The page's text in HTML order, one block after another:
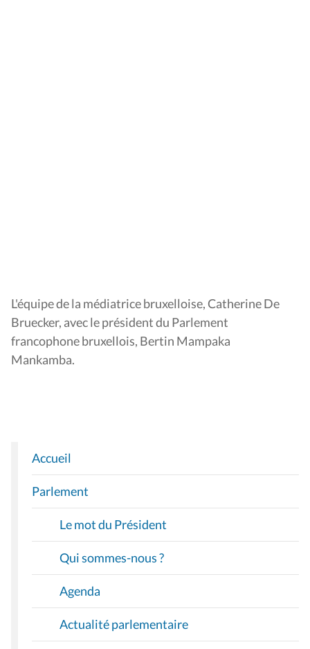
L'équipe de la médiatrice bruxelloise, Catherine De
Bruecker, avec le président du Parlement
francophone bruxellois, Bertin Mampaka
Mankamba.
N
A
V
G
T
O
Accueil
Parlement
Le mot du Président
Qui sommes-nous ?
Agenda
Actualité parlementaire